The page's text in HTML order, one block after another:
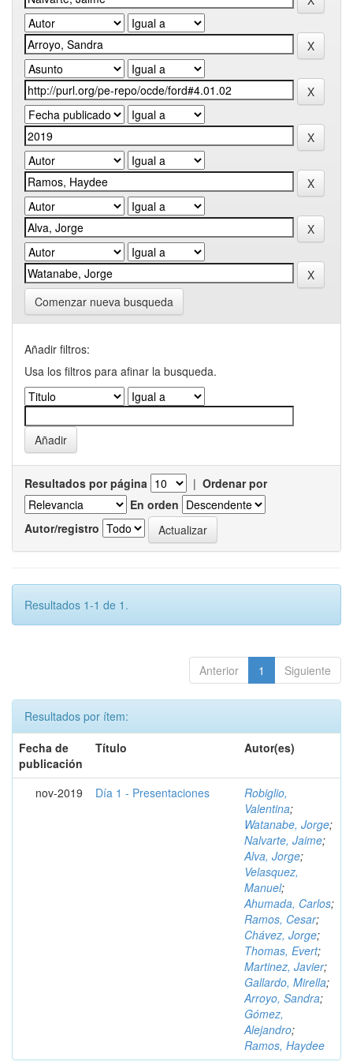
Comenzar nueva busqueda
Añadir filtros:
Usa los filtros para afinar la busqueda.
Resultados por página | Ordenar por
En orden
Autor/registro
Resultados 1-1 de 1.
Anterior 1 Siguiente
Resultados por ítem:
Fecha de
publicación
Título Autor(es)
nov-2019 Día 1 - Presentaciones
Robiglio,
Valentina;
Watanabe, Jorge;
Nalvarte, Jaime;
Alva, Jorge;
Velasquez,
Manuel;
Ahumada, Carlos;
Ramos, Cesar;
Chávez, Jorge;
Thomas, Evert;
Martinez, Javier;
Gallardo, Mirella;
Arroyo, Sandra;
Gómez,
Alejandro;
Ramos, Haydee